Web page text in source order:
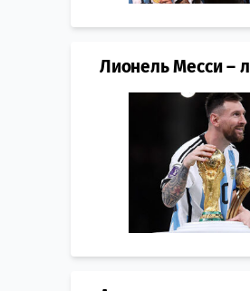
Лионель Месси –